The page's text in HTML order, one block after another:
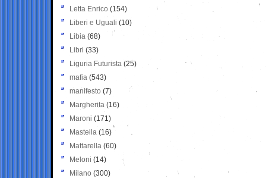
Letta Enrico (154)
Liberi e Uguali (10)
Libia (68)
Libri (33)
Liguria Futurista (25)
mafia (543)
manifesto (7)
Margherita (16)
Maroni (171)
Mastella (16)
Mattarella (60)
Meloni (14)
Milano (300)